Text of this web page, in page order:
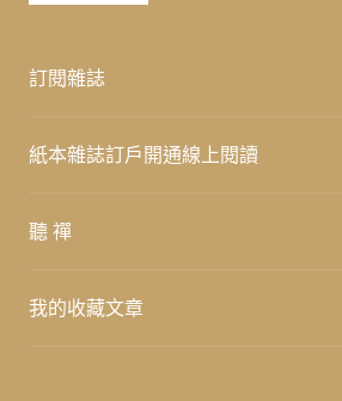
訂閱雜誌
紙本雜誌訂戶開通線上閱讀
聽 禪
我的收藏文章